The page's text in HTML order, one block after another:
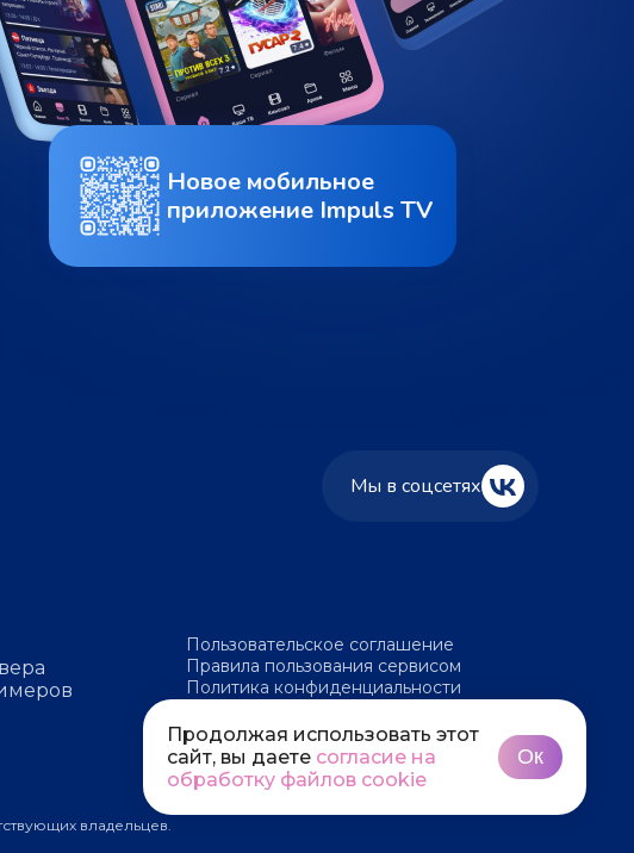
Новое мобильное
приложение Impuls TV
Мы в соцсетях
Пользовательское соглашение
Правила пользования сервисом
Политика конфиденциальности
владельцев.
Продолжая использовать этот
сайт, вы даете согласие на
обработку файлов cookie
Ок